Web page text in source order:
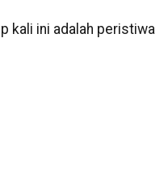
kali ini adalah peristiwa